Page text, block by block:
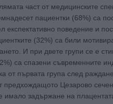
част от медицинските
пациентки (68%) са
поведение и
(32%) са били
И при двете групи се е
са спазени съвременните
от първата група след
предхождащото Цезарово
имало задържане на